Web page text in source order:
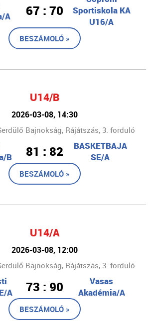
A
67 : 70
Sportiskola KA
U16/A
BESZÁMOLÓ »
U14/B
2026-03-08, 14:30
Bajnokság, Rájátszás, 3. forduló
B
81 : 82
BASKETBAJA
SE/A
BESZÁMOLÓ »
U14/A
2026-03-08, 12:00
Bajnokság, Rájátszás, 3. forduló
A
73 : 90
Vasas
Akadémia/A
BESZÁMOLÓ »